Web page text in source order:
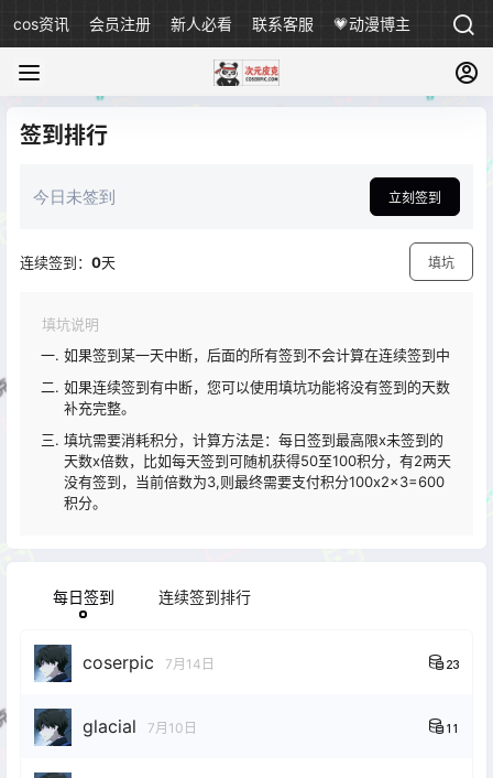
cos资讯 会员注册 新人必看 联系客服 💗动漫博主
签到排行
今日未签到 立刻签到
连续签到： 0天 填坑
填坑说明
如果签到某一天中断，后面的所有签到不会计算在连续签到中
如果连续签到有中断，您可以使用填坑功能将没有签到的天数
补充完整。
填坑需要消耗积分，计算方法是：每日签到最高限x未签到的
天数x倍数，比如每天签到可随机获得50至100积分，有2两天
没有签到，当前倍数为3,则最终需要支付积分100x2x3=600
积分。
每日签到 连续签到排行
coserpic 7月14日 23
glacial 7月10日 11